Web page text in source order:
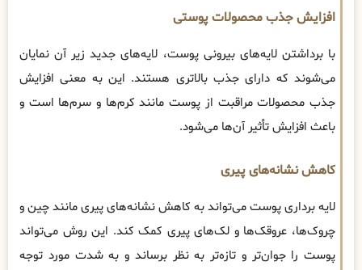
افزایش جذب محصولات پوستی
با برداشتن لایه‌های بیرونی پوست، لایه‌های جدید زیر آن نمایان
می‌شوند که دارای جذب بالاتری هستند. این به معنی افزایش
جذب محصولات مراقبت از پوست مانند کرم‌ها و سرم‌ها است و
باعث افزایش تأثیر آن‌ها می‌شود.
کاهش نشانه‌های پیری
لایه برداری پوست می‌تواند به کاهش نشانه‌های پیری مانند چین و
چروک‌ها، عروقک‌ها و لک‌های پیری کمک کند. این روش می‌تواند
پوست را جوان‌تر و تازه‌تر به نظر برساند و به شدت مورد توجه